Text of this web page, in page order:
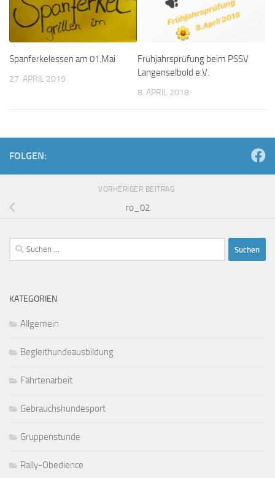
Spanferkelessen am 01.Mai
27. APRIL 2019
Frühjahrsprüfung beim PSSV
Langenselbold e.V.
8. APRIL 2018
FOLGEN:
VORHERIGER BEITRAG
ro_02
Suchen
nach:
KATEGORIEN
Allgemein
Begleithundeausbildung
Fährtenarbeit
Gebrauchshundesport
Gruppenstunde
Rally-Obedience